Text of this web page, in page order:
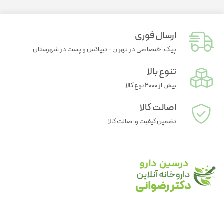
ارسال فوری
پیک اختصاصی در تهران - تیپاکس و پست در شهرستان
تنوع بالا
بیش از ۲۰۰۰ نوع کالا
اصالت کالا
تضمین کیفیت و اصالت کالا